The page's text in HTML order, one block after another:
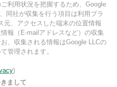
利用状況を把握するため、Google
同社が収集を行う項目は利用ブラ
元、アクセスした端末の位置情報
報（E-mailアドレスなど）の収集
、収集される情報はGoogle LLCの
管理されます。
)
まして